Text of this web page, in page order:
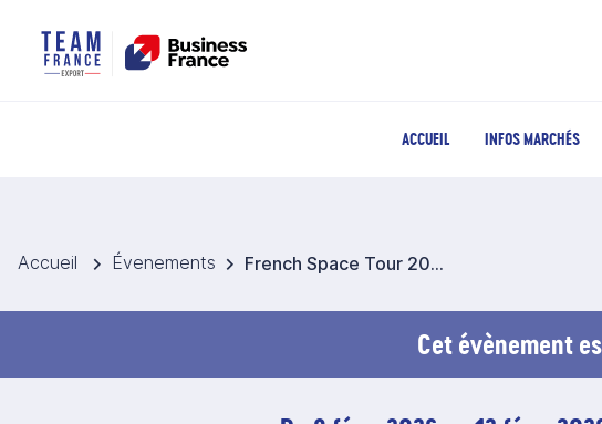
ACCUEIL INFOS MARCHÉS
Accueil Évenements French Space Tour 2026 - Pologne et République tchèque
Cet évènement